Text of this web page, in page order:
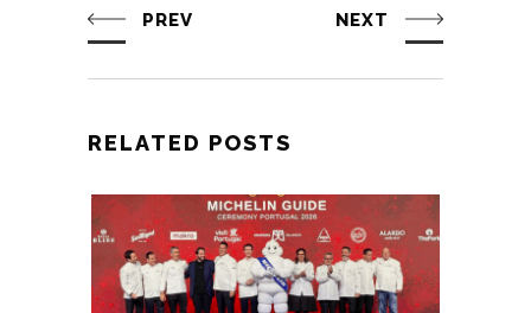
PREV NEXT
RELATED POSTS